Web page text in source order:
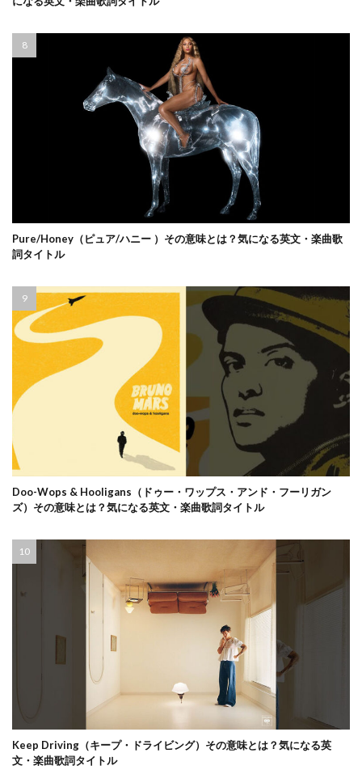
Pure/Honey（ピュア/ハニー ）その意味とは？気になる英文・楽曲歌
詞タイトル
Doo-Wops & Hooligans（ドゥー・ワップス・アンド・フーリガン
ズ）その意味とは？気になる英文・楽曲歌詞タイトル
Keep Driving（キープ・ドライビング）その意味とは？気になる英
文・楽曲歌詞タイトル